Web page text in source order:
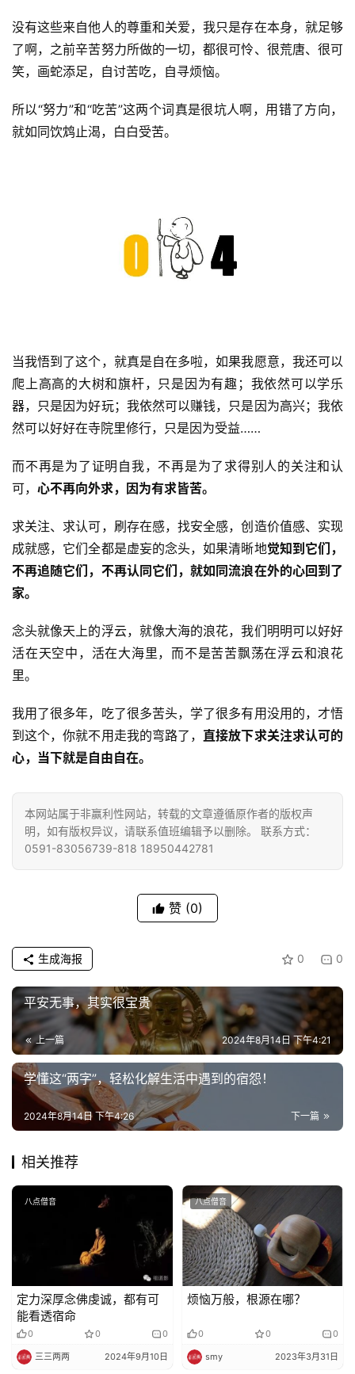
善
佛
人
物
录
佛
教
术
策
法
规
责
声
明
登录
没有这些来自他人的尊重和关爱，我只是存在本身，就足够
了啊，之前辛苦努力所做的一切，都很可怜、很荒唐、很可
笑，画蛇添足，自讨苦吃，自寻烦恼。
所以“努力”和“吃苦”这两个词真是很坑人啊，用错了方向，
就如同饮鸩止渴，白白受苦。
当我悟到了这个，就真是自在多啦，如果我愿意，我还可以
爬上高高的大树和旗杆，只是因为有趣；我依然可以学乐
器，只是因为好玩；我依然可以赚钱，只是因为高兴；我依
然可以好好在寺院里修行，只是因为受益……
而不再是为了证明自我，不再是为了求得别人的关注和认
可， 心不再向外求，因为有求皆苦。
求关注、求认可，刷存在感，找安全感，创造价值感、实现
成就感，它们全都是虚妄的念头，如果清晰地觉知到它们，
不再追随它们，不再认同它们，就如同流浪在外的心回到了
家。
念头就像天上的浮云，就像大海的浪花，我们明明可以好好
活在天空中，活在大海里，而不是苦苦飘荡在浮云和浪花
里。
我用了很多年，吃了很多苦头，学了很多有用没用的，才悟
到这个，你就不用走我的弯路了， 直接放下求关注求认可的
心，当下就是自由自在。
本网站属于非赢利性网站，转载的文章遵循原作者的版权声
明，如有版权异议，请联系值班编辑予以删除。 联系方式：
0591-83056739-818 18950442781
赞 (0)
0 0
生成海报
平安无事，其实很宝贵
上一篇 2024年8月14日 下午4:21
学懂这“两字”，轻松化解生活中遇到的宿怨！
下一篇
2024年8月14日 下午4:26
相关推荐
八点僧音
定力深厚念佛虔诚，都有可
能看透宿命
0 0 0
三三两两 2024年9月10日
八点僧音
烦恼万般，根源在哪？
0 0 0
smy 2023年3月31日